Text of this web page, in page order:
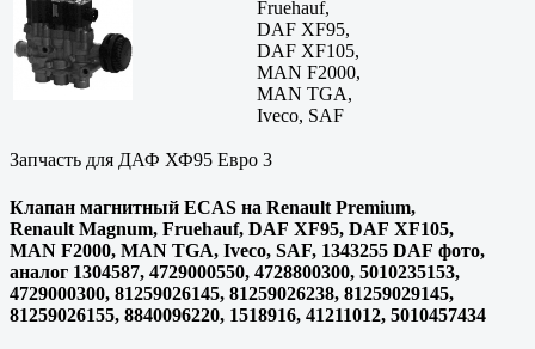
Fruehauf,
DAF XF95,
DAF XF105,
MAN F2000,
MAN TGA,
Iveco, SAF
Запчасть для ДАФ ХФ95 Евро 3
Клапан магнитный ECAS на Renault Premium,
Renault Magnum, Fruehauf, DAF XF95, DAF XF105,
MAN F2000, MAN TGA, Iveco, SAF, 1343255 DAF фото,
аналог 1304587, 4729000550, 4728800300, 5010235153,
4729000300, 81259026145, 81259026238, 81259029145,
81259026155, 8840096220, 1518916, 41211012, 5010457434